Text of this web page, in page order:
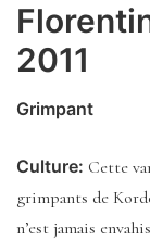
2011
Grimpant
Culture: Cette
grimpants de
n’est jamais